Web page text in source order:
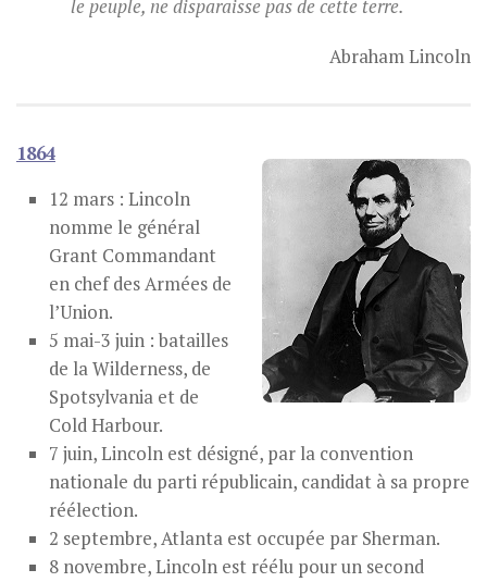
le peuple, ne disparaisse pas de cette terre.
Abraham Lincoln
1864
12 mars : Lincoln
nomme le général
Grant Commandant
en chef des Armées de
l’Union.
5 mai-3 juin : batailles
de la Wilderness, de
Spotsylvania et de
Cold Harbour.
7 juin, Lincoln est désigné, par la convention
nationale du parti républicain, candidat à sa propre
réélection.
2 septembre, Atlanta est occupée par Sherman.
8 novembre, Lincoln est réélu pour un second